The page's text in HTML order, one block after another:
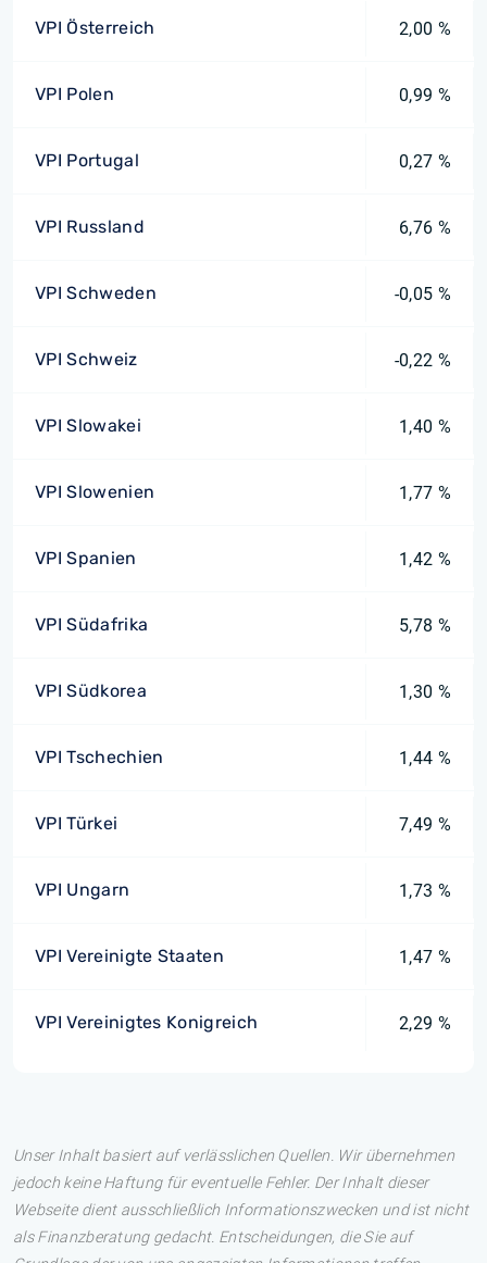
VPI Österreich 2,00 %
VPI Polen 0,99 %
VPI Portugal 0,27 %
VPI Russland 6,76 %
VPI Schweden -0,05 %
VPI Schweiz -0,22 %
VPI Slowakei 1,40 %
VPI Slowenien 1,77 %
VPI Spanien 1,42 %
VPI Südafrika 5,78 %
VPI Südkorea 1,30 %
VPI Tschechien 1,44 %
VPI Türkei 7,49 %
VPI Ungarn 1,73 %
VPI Vereinigte Staaten 1,47 %
VPI Vereinigtes Konigreich 2,29 %
Unser Inhalt basiert auf verlässlichen Quellen. Wir übernehmen
jedoch keine Haftung für eventuelle Fehler. Der Inhalt dieser
Webseite dient ausschließlich Informationszwecken und ist nicht
als Finanzberatung gedacht. Entscheidungen, die Sie auf